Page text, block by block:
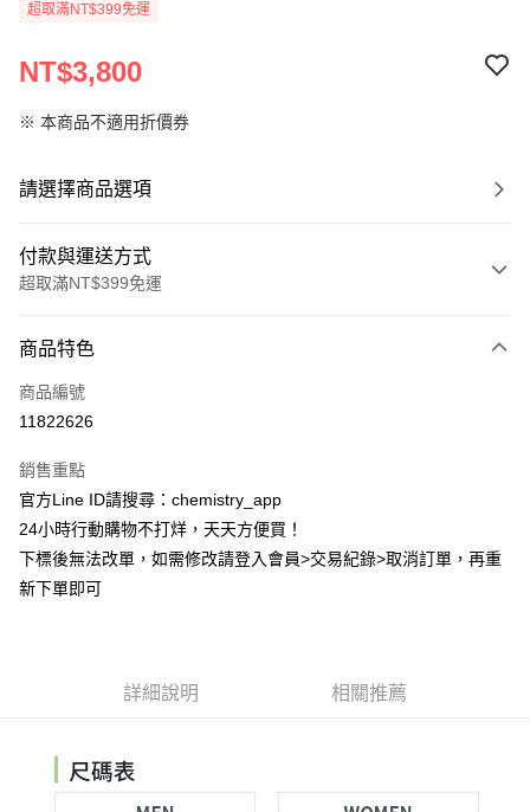
超取滿NT$399免運
NT$3,800
※ 本商品不適用折價券
請選擇商品選項
付款與運送方式
超取滿NT$399免運
信用卡一次付款
超商取貨付款
Apple Pay
街口支付
悠遊付
每筆NT$60，滿NT$399(含以上)免運費
付款後全家取貨
商品特色
商品編號
11822626
銷售重點
官方Line ID請搜尋：chemistry_app
24小時行動購物不打烊，天天方便買！
下標後無法改單，如需修改請登入會員>交易紀錄>取消訂單，再重
新下單即可
詳細說明 相關推薦